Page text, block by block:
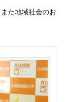
た地域社会のお